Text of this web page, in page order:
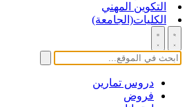
التكوين المهني
الكليات(الجامعة)
دروس تمارين
فروض